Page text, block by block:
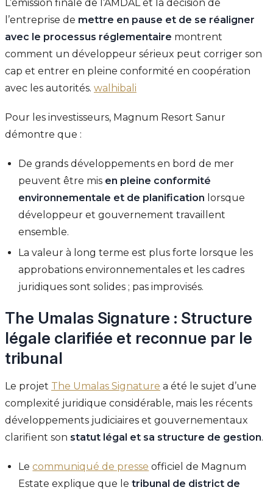
L’émission finale de l’AMDAL et la décision de
l’entreprise de mettre en pause et de se réaligner
avec le processus réglementaire montrent
comment un développeur sérieux peut corriger son
cap et entrer en pleine conformité en coopération
avec les autorités. walhibali
Pour les investisseurs, Magnum Resort Sanur
démontre que :
De grands développements en bord de mer
peuvent être mis en pleine conformité
environnementale et de planification lorsque
développeur et gouvernement travaillent
ensemble.
La valeur à long terme est plus forte lorsque les
approbations environnementales et les cadres
juridiques sont solides ; pas improvisés.
The Umalas Signature : Structure
légale clarifiée et reconnue par le
tribunal
Le projet The Umalas Signature a été le sujet d’une
complexité juridique considérable, mais les récents
développements judiciaires et gouvernementaux
clarifient son statut légal et sa structure de gestion.
Lecommuniqué de presse officiel de Magnum
Estate explique que letribunal de district de